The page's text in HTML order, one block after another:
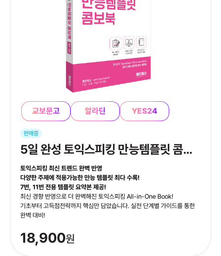
교보문고 알라딘 YES24
판매중
5일 완성 토익스피킹 만능템플릿 콤보북
토익스피킹 최신 트렌드 완벽 반영
다양한 주제에 적용가능한 만능 템플릿 최다 수록!
7번, 11번 전용 템플릿 요약본 제공!
최신 경향 반영으로 더 완벽해진 토익스피킹 All-in-One Book!
기초부터 고득점전략까지 핵심만 담았습니다. 실전 단계별 가이드를 통한
완벽 대비!
18,900원